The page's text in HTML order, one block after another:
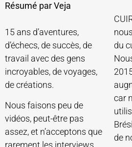
Résumé par Veja
15 ans d’aventures,
d’échecs, de succès, de
travail avec des gens
incroyables, de voyages,
de créations.
Nous faisons peu de
vidéos, peut-être pas
assez, et n’acceptons que
rarement les interviews
du
car
de